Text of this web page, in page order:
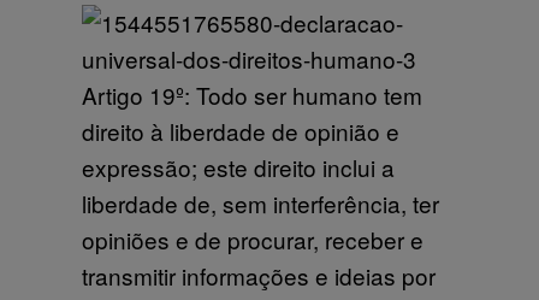
Artigo 19º: Todo ser humano tem
direito à liberdade de opinião e
expressão; este direito inclui a
liberdade de, sem interferência, ter
opiniões e de procurar, receber e
transmitir informações e ideias por